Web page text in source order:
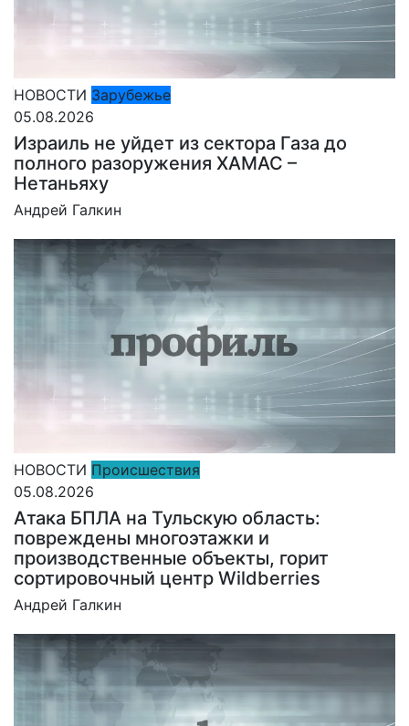
НОВОСТИ Зарубежье
05.08.2026
Израиль не уйдет из сектора Газа до
полного разоружения ХАМАС –
Нетаньяху
Андрей Галкин
НОВОСТИ Происшествия
05.08.2026
Атака БПЛА на Тульскую область:
повреждены многоэтажки и
производственные объекты, горит
сортировочный центр Wildberries
Андрей Галкин